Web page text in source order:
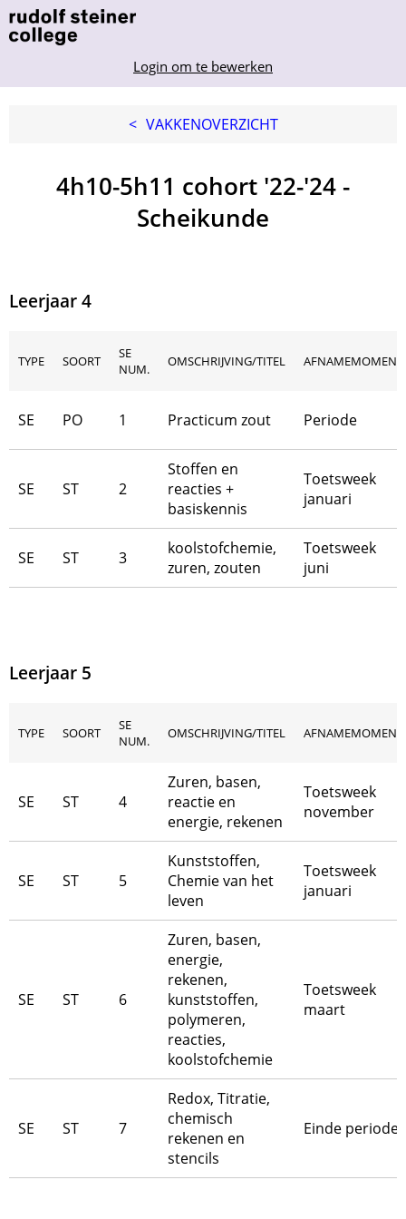
Login om te bewerken
< VAKKENOVERZICHT
4h10-5h11 cohort '22-'24 -
Scheikunde
Leerjaar 4
TYPE SOORT
SE
NUM.
OMSCHRIJVING/TITEL AFNAMEMOMENT
SE PO 1 Practicum zout Periode
SE ST 2
Stoffen en
reacties +
basiskennis
Toetsweek
januari
SE ST 3
koolstofchemie,
zuren, zouten
Toetsweek
juni
Leerjaar 5
TYPE SOORT
SE
NUM.
OMSCHRIJVING/TITEL AFNAMEMOMENT
SE ST 4
Zuren, basen,
reactie en
energie, rekenen
Toetsweek
november
SE ST 5
Kunststoffen,
Chemie van het
leven
Toetsweek
januari
SE ST 6
Zuren, basen,
energie,
rekenen,
kunststoffen,
polymeren,
reacties,
koolstofchemie
Toetsweek
maart
SE ST 7
Redox, Titratie,
chemisch
rekenen en
stencils
Einde periode